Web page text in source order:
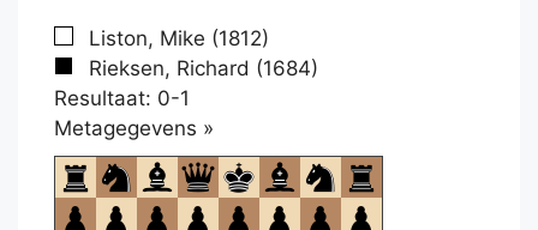
Liston, Mike (1812)
Rieksen, Richard (1684)
Resultaat: 0-1
Metagegevens »
om
te
openen.